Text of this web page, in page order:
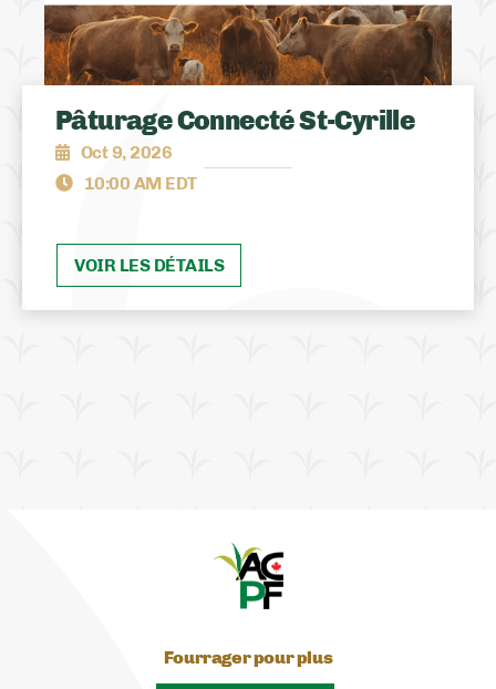
Pâturage Connecté St-Cyrille
Oct 9, 2026
10:00 AM EDT
VOIR LES DÉTAILS
Fourrager pour plus